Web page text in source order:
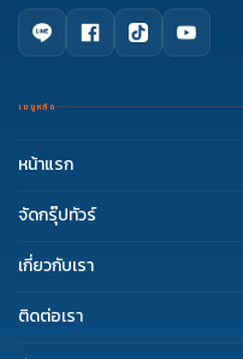
เมนูหลัก
หน้าแรก
จัดกรุ๊ปทัวร์
เกี่ยวกับเรา
ติดต่อเรา